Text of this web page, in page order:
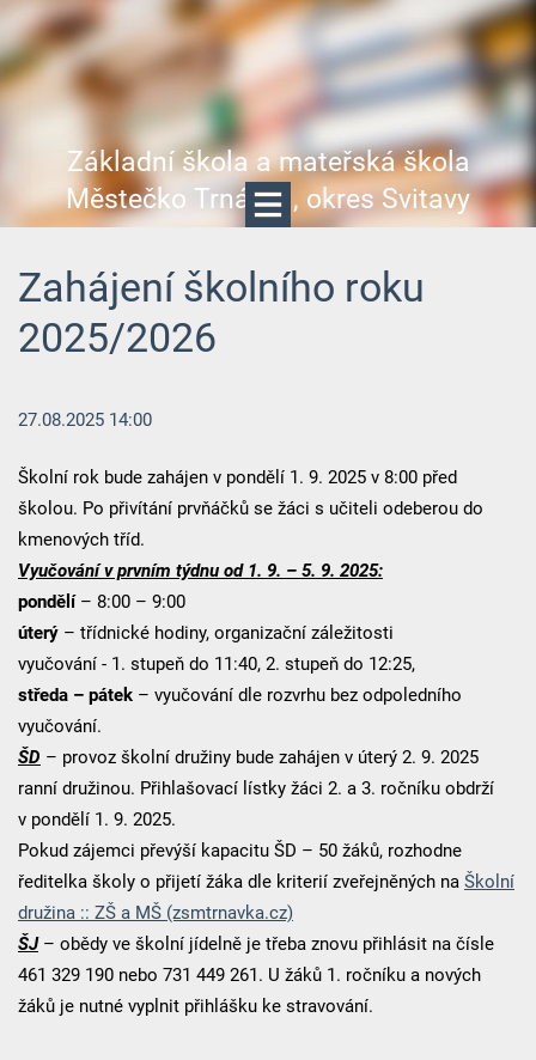
Základní škola a mateřská škola
Městečko Trnávka, okres Svitavy
Zahájení školního roku
2025/2026
27.08.2025 14:00
Školní rok bude zahájen v pondělí 1. 9. 2025 v 8:00 před
školou. Po přivítání prvňáčků se žáci s učiteli odeberou do
kmenových tříd.
Vyučování v prvním týdnu od 1. 9. – 5. 9. 2025:
pondělí – 8:00 – 9:00
úterý– třídnické hodiny, organizační záležitosti
vyučování - 1. stupeň do 11:40, 2. stupeň do 12:25,
středa – pátek– vyučování dle rozvrhu bez odpoledního
vyučování.
ŠD – provoz školní družiny bude zahájen v úterý 2. 9. 2025
ranní družinou. Přihlašovací lístky žáci 2. a 3. ročníku obdrží
v pondělí 1. 9. 2025.
Pokud zájemci převýší kapacitu ŠD – 50 žáků, rozhodne
ředitelka školy o přijetí žáka dle kriterií zveřejněných na Školní
družina :: ZŠ a MŠ (zsmtrnavka.cz)
ŠJ– obědy ve školní jídelně je třeba znovu přihlásit na čísle
461 329 190 nebo 731 449 261. U žáků 1. ročníku a nových
žáků je nutné vyplnit přihlášku ke stravování.